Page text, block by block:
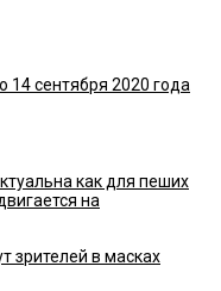
14 сентября 2020 года
как для пеших
на
зрителей в масках